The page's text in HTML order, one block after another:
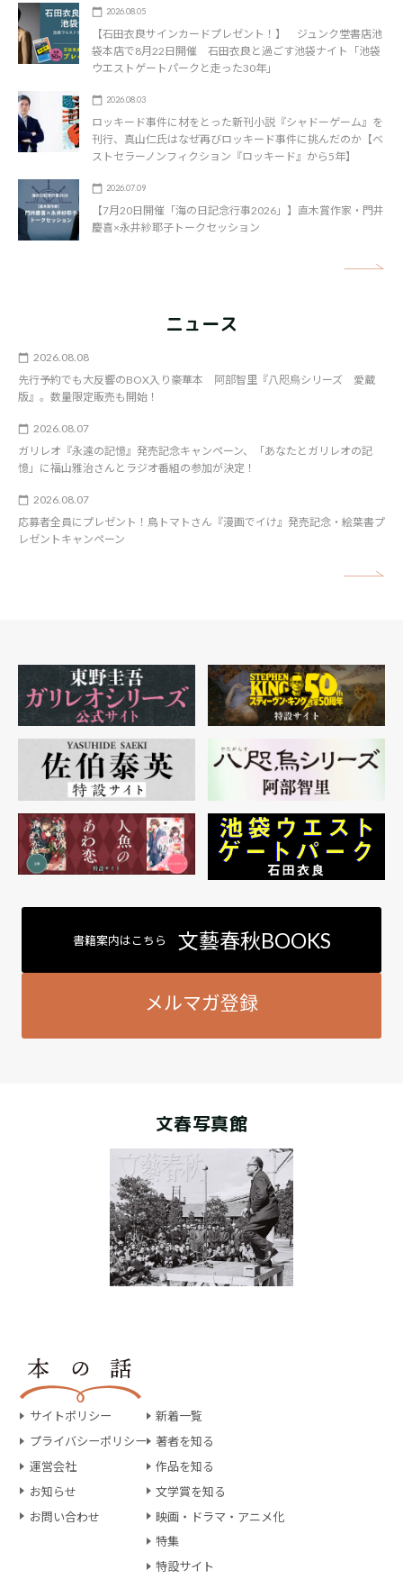
2026.08.05
【石田衣良サインカードプレゼント！】 ジュンク堂書店池
袋本店で8月22日開催 石田衣良と過ごす池袋ナイト「池袋
ウエストゲートパークと走った30年」
2026.08.03
ロッキード事件に材をとった新刊小説『シャドーゲーム』を
刊行、真山仁氏はなぜ再びロッキード事件に挑んだのか【ベ
ストセラーノンフィクション『ロッキード』から5年】
2026.07.09
【7月20日開催「海の日記念行事2026」】直木賞作家・門井
慶喜×永井紗耶子トークセッション
ニュース
2026.08.08
先行予約でも大反響のBOX入り豪華本 阿部智里『八咫烏シリーズ 愛蔵
版』。数量限定販売も開始！
2026.08.07
ガリレオ『永遠の記憶』発売記念キャンペーン、「あなたとガリレオの記
憶」に福山雅治さんとラジオ番組の参加が決定！
2026.08.07
応募者全員にプレゼント！鳥トマトさん『漫画でイけ』発売記念・絵葉書プ
レゼントキャンペーン
書籍案内はこちら 文藝春秋BOOKS
メルマガ登録
文春写真館
サイトポリシー
プライバシーポリシー
運営会社
お知らせ
お問い合わせ
新着一覧
著者を知る
作品を知る
文学賞を知る
映画・ドラマ・アニメ化
特集
特設サイト